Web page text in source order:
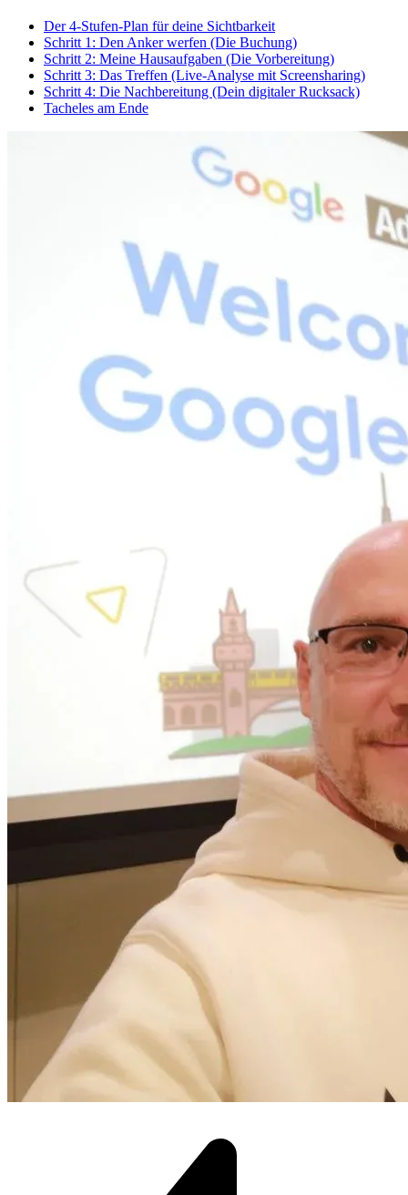
Der 4-Stufen-Plan für deine Sichtbarkeit
Schritt 1: Den Anker werfen (Die Buchung)
Schritt 2: Meine Hausaufgaben (Die Vorbereitung)
Schritt 3: Das Treffen (Live-Analyse mit Screensharing)
Schritt 4: Die Nachbereitung (Dein digitaler Rucksack)
Tacheles am Ende